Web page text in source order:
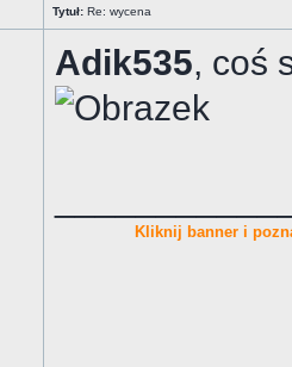
Tytuł: Re: wycena
Adik535, coś
Kliknij banner i